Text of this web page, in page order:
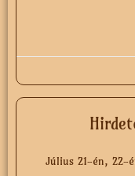
Július 21-én, 22-